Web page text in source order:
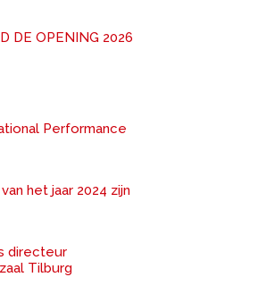
DE OPENING 2026
Performance
het jaar 2024 zijn
directeur
Tilburg